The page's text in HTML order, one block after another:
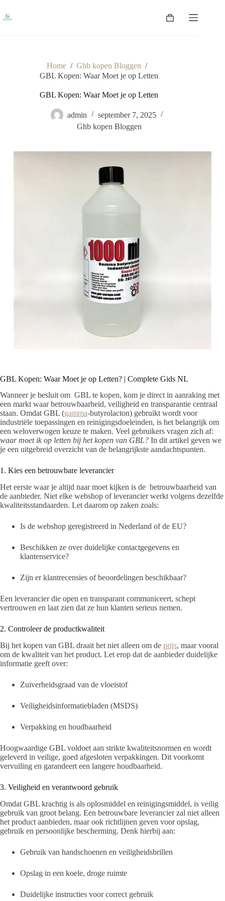
naar
de
Winkelwagen
Home / Ghb kopen Bloggen /
GBL Kopen: Waar Moet je op Letten
GBL Kopen: Waar Moet je op Letten
admin
september 7, 2025
Ghb kopen Bloggen
GBL Kopen: Waar Moet je op Letten? | Complete Gids NL
Wanneer je besluit om GBL te kopen, kom je direct in aanraking met
een markt waar betrouwbaarheid, veiligheid en transparantie centraal
staan. Omdat GBL (gamma-butyrolacton) gebruikt wordt voor
industriële toepassingen en reinigingsdoeleinden, is het belangrijk om
een weloverwogen keuze te maken. Veel gebruikers vragen zich af:
waar moet ik op letten bij het kopen van GBL? In dit artikel geven we
je een uitgebreid overzicht van de belangrijkste aandachtspunten.
1. Kies een betrouwbare leverancier
Het eerste waar je altijd naar moet kijken is de betrouwbaarheid van
de aanbieder. Niet elke webshop of leverancier werkt volgens dezelfde
kwaliteitsstandaarden. Let daarom op zaken zoals:
Is de webshop geregistreerd in Nederland of de EU?
Beschikken ze over duidelijke contactgegevens en
klantenservice?
Zijn er klantrecensies of beoordelingen beschikbaar?
Een leverancier die open en transparant communiceert, schept
vertrouwen en laat zien dat ze hun klanten serieus nemen.
2. Controleer de productkwaliteit
Bij het kopen van GBL draait het niet alleen om de prijs, maar vooral
om de kwaliteit van het product. Let erop dat de aanbieder duidelijke
informatie geeft over:
Zuiverheidsgraad van de vloeistof
Veiligheidsinformatiebladen (MSDS)
Verpakking en houdbaarheid
Hoogwaardige GBL voldoet aan strikte kwaliteitsnormen en wordt
geleverd in veilige, goed afgesloten verpakkingen. Dit voorkomt
vervuiling en garandeert een langere houdbaarheid.
3. Veiligheid en verantwoord gebruik
Omdat GBL krachtig is als oplosmiddel en reinigingsmiddel, is veilig
gebruik van groot belang. Een betrouwbare leverancier zal niet alleen
het product aanbieden, maar ook richtlijnen geven voor opslag,
gebruik en persoonlijke bescherming. Denk hierbij aan:
Gebruik van handschoenen en veiligheidsbrillen
Opslag in een koele, droge ruimte
Duidelijke instructies voor correct gebruik